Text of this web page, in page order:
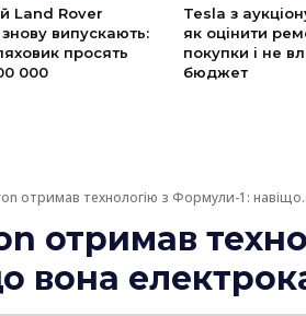
Land Rover
випускають:
просять
000
Tesla з
як оцінити
покупки і не
бюджет